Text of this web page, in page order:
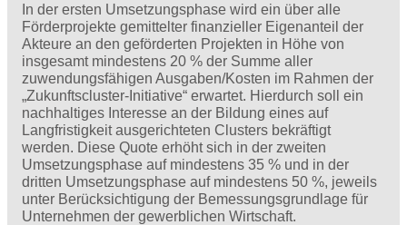
In der ersten Umsetzungsphase wird ein über alle
Förderprojekte gemittelter finanzieller Eigenanteil der
Akteure an den geförderten Projekten in Höhe von
insgesamt mindestens 20 % der Summe aller
zuwendungsfähigen Ausgaben/Kosten im Rahmen der
„Zukunftscluster-Initiative“ erwartet. Hierdurch soll ein
nachhaltiges Interesse an der Bildung eines auf
Langfristigkeit ausgerichteten Clusters bekräftigt
werden. Diese Quote erhöht sich in der zweiten
Umsetzungsphase auf mindestens 35 % und in der
dritten Umsetzungsphase auf mindestens 50 %, jeweils
unter Berücksichtigung der Bemessungsgrundlage für
Unternehmen der gewerblichen Wirtschaft.